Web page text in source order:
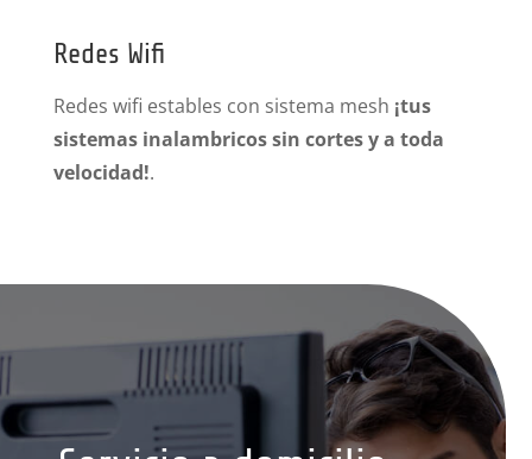
Redes Wifi
Redes wifi estables con sistema mesh ¡tus
sistemas inalambricos sin cortes y a toda
velocidad!.